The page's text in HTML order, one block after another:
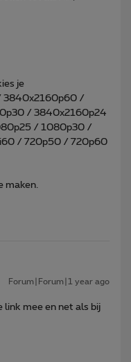
je
/
/ 3840x2160p24
/ 1080p30 /
/ 720p50 / 720p60
maken.
Forum|Forum|1 year ago
link mee en net als bij